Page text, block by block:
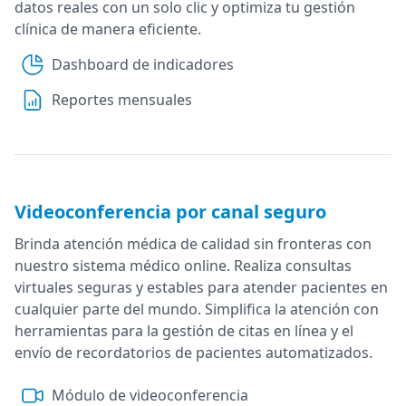
datos reales con un solo clic y optimiza tu gestión
clínica de manera eficiente.
Dashboard de indicadores
Reportes mensuales
Videoconferencia por canal seguro
Brinda atención médica de calidad sin fronteras con
nuestro sistema médico online. Realiza consultas
virtuales seguras y estables para atender pacientes en
cualquier parte del mundo. Simplifica la atención con
herramientas para la gestión de citas en línea y el
envío de recordatorios de pacientes automatizados.
Módulo de videoconferencia